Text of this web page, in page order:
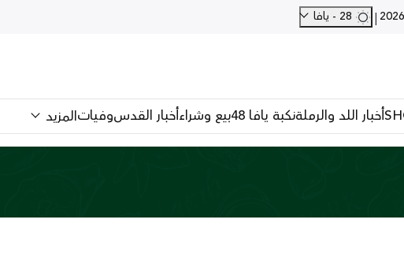
|
أخبار اللد والرملةنكبة يافا 48 بيع وشراءأخبار القدسوفياتالمزيد